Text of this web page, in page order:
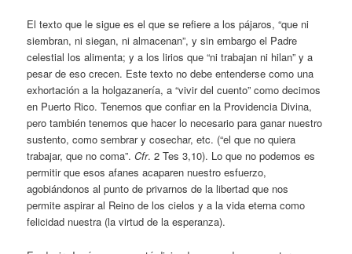
El texto que le sigue es el que se refiere a los pájaros, “que ni
siembran, ni siegan, ni almacenan”, y sin embargo el Padre
celestial los alimenta; y a los lirios que “ni trabajan ni hilan” y a
pesar de eso crecen. Este texto no debe entenderse como una
exhortación a la holgazanería, a “vivir del cuento” como decimos
en Puerto Rico. Tenemos que confiar en la Providencia Divina,
pero también tenemos que hacer lo necesario para ganar nuestro
sustento, como sembrar y cosechar, etc. (“el que no quiera
trabajar, que no coma”.Cfr. 2 Tes 3,10). Lo que no podemos es
permitir que esos afanes acaparen nuestro esfuerzo,
agobiándonos al punto de privarnos de la libertad que nos
permite aspirar al Reino de los cielos y a la vida eterna como
felicidad nuestra (la virtud de la esperanza).